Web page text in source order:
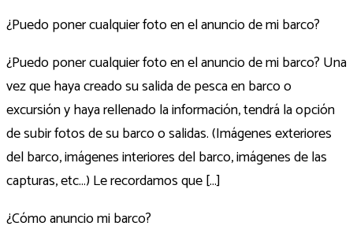
¿Puedo poner cualquier foto en el anuncio de mi barco?
¿Puedo poner cualquier foto en el anuncio de mi barco? Una
vez que haya creado su salida de pesca en barco o
excursión y haya rellenado la información, tendrá la opción
de subir fotos de su barco o salidas. (Imágenes exteriores
del barco, imágenes interiores del barco, imágenes de las
capturas, etc...) Le recordamos que [...]
¿Cómo anuncio mi barco?